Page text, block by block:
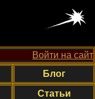
Войти на сайт
Блог
Статьи